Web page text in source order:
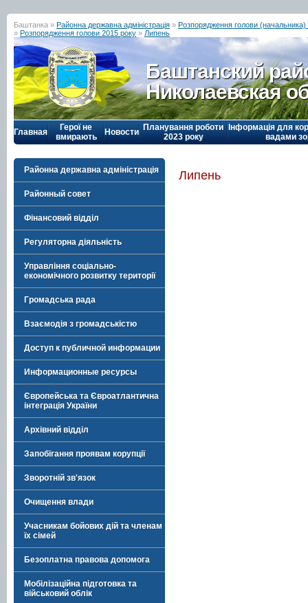
Баштанка » Районна державна адміністрація » Розпорядження голови (начальника)
» Розпорядження голови 2015 року » Липень
Баштанский
Николаевская
Главная
Герої не
вмирають
Новости Планування роботи
2023 року
Інформація для
вадами
Районна державна адміністрація
Районный совет
Фінансовий відділ
Регуляторна діяльність
Управління соціально-
економічного розвитку території
Громадська рада
Взаємодія з громадськістю
Доступ к публичной информации
Информационные ресурсы
Європейська та Євроатлантична
інтеграція України
Архівний відділ
Запобігання проявам корупції
Зворотній зв'язок
Очищення влади
Учасникам бойових дій та членам
їх сімей
Безоплатна правова допомога
Мобілізаційна підготовка та
військовий облік
Липень